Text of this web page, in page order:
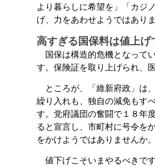
より暮らしに希望を」「カジ
げ、力をあわせようではありま
高すぎる国保料は値上げ
国保は構造的危機となって
す。保険証を取り上げられ、
ところが、「維新府政」は
繰り入れも、独自の減免もす
す。党府議団の奮闘で１８年
ると宣言し、市町村に号令を
をかけようではありませんか。
値下げこそいまやるべきで